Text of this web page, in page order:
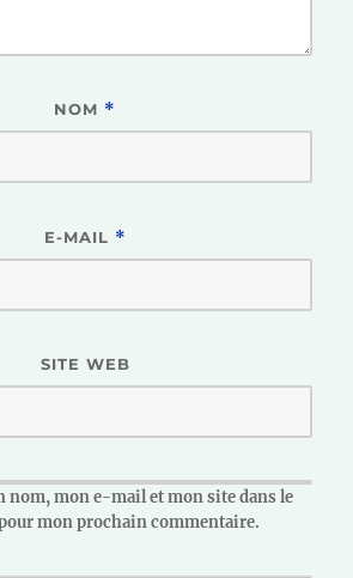
NOM *
E-MAIL *
SITE WEB
nom, mon e-mail et mon site dans le
mon prochain commentaire.